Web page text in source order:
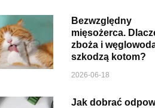
Bezwzględny
mięsożerca.
zboża i
szkodzą kotom?
2026-06-18
Jak dobrać